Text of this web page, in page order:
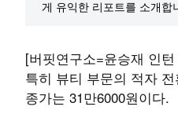
게 유익한 리포트를 소개합
[버핏연구소=윤승재 인
특히 뷰티 부문의 적자
종가는 31만6000원이다.